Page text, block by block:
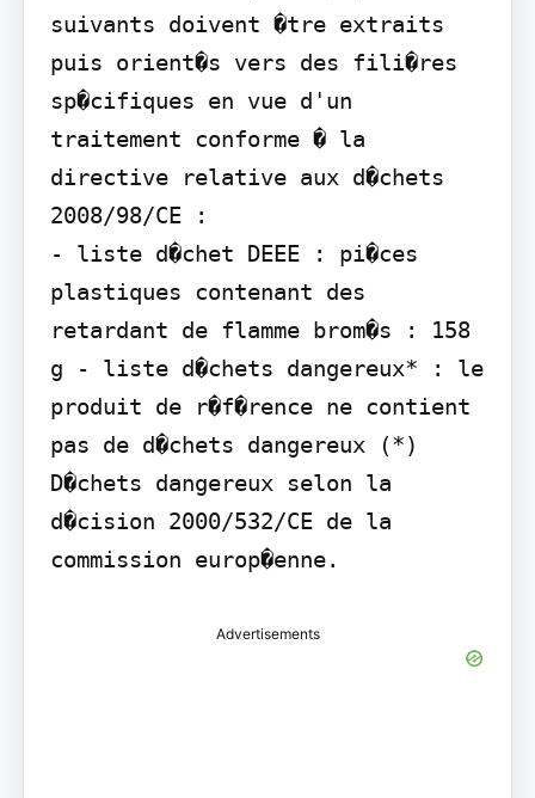
suivants doivent �tre extraits
puis orient�s vers des fili�res
sp�cifiques en vue d'un
traitement conforme � la
directive relative aux d�chets
2008/98/CE :
- liste d�chet DEEE : pi�ces
plastiques contenant des
retardant de flamme brom�s : 158
g - liste d�chets dangereux* : le
produit de r�f�rence ne contient
pas de d�chets dangereux (*)
D�chets dangereux selon la
d�cision 2000/532/CE de la
commission europ�enne.
Advertisements